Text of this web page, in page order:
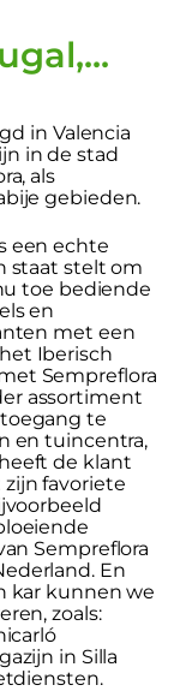
in Valencia
in de stad
als
gebieden.
een echte
staat stelt om
toe bediende
en
met een
Iberisch
Sempreflora
assortiment
te
en tuincentra,
de klant
favoriete
Sempreflora
En
kar kunnen we
zoals:
in Silla